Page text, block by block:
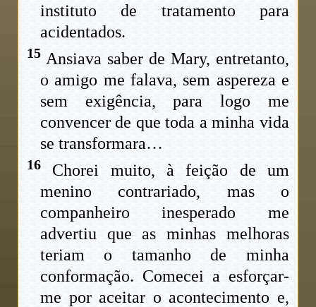
instituto de tratamento para
acidentados.
15 Ansiava saber de Mary, entretanto,
o amigo me falava, sem aspereza e
sem exigência, para logo me
convencer de que toda a minha vida
se transformara…
16 Chorei muito, à feição de um
menino contrariado, mas o
companheiro inesperado me
advertiu que as minhas melhoras
teriam o tamanho de minha
conformação. Comecei a esforçar-
me por aceitar o acontecimento e,